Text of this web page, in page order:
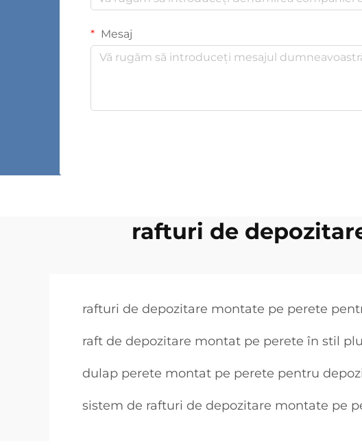
Mesaj
rafturi de
rafturi de depozitare montate pe perete
raft de depozitare montat pe perete în stil
dulap perete montat pe perete pentru
sistem de rafturi de depozitare montate pe